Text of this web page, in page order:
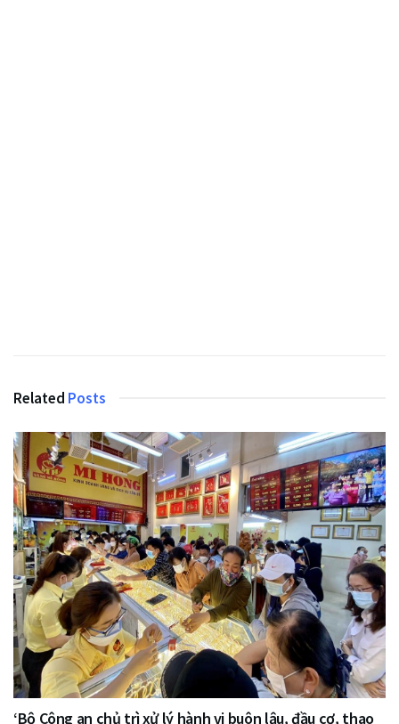
Related Posts
‘Bộ Công an chủ trì xử lý hành vi buôn lậu, đầu cơ, thao